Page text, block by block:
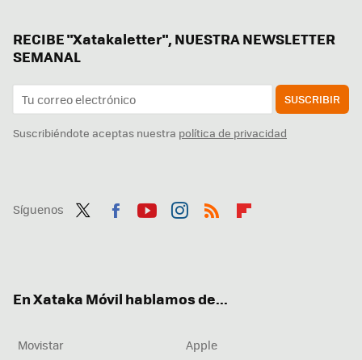
RECIBE "Xatakaletter", NUESTRA NEWSLETTER
SEMANAL
SUSCRIBIR
Suscribiéndote aceptas nuestra política de privacidad
Síguenos
En Xataka Móvil hablamos de...
Movistar
Apple